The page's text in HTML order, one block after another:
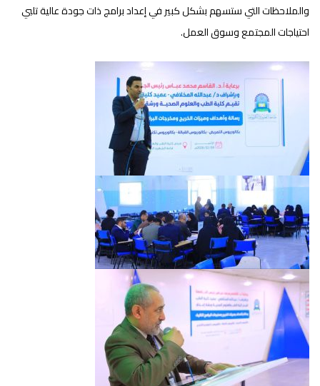
والملاحظات التي ستسهم بشكل كبير في إعداد برامج ذات جودة عالية تلبي
احتياجات المجتمع وسوق العمل.